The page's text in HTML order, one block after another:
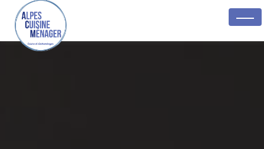
Panneau de gestion des cookies